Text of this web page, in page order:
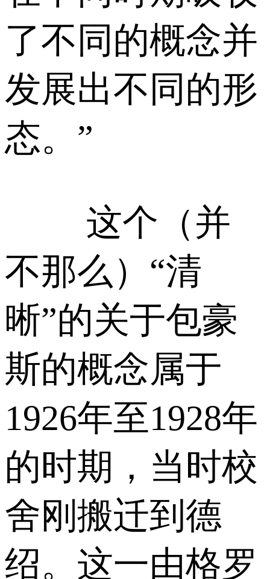
了不同的概念并
发展出不同的形
态。”
这个（并
不那么）“清
晰”的关于包豪
斯的概念属于
1926年至1928年
的时期，当时校
舍刚搬迁到德
绍。这一由格罗